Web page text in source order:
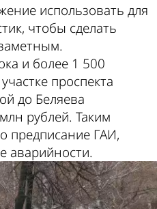
использовать для
чтобы сделать
и более 1 500
проспекта
до Беляева
рублей. Таким
предписание ГАИ,
аварийности.